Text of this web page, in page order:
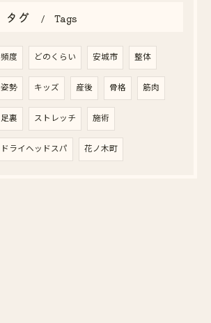
タグ Tags
頻度 どのくらい 安城市 整体
姿勢 キッズ 産後 骨格 筋肉
足裏 ストレッチ 施術
ドライヘッドスパ 花ノ木町